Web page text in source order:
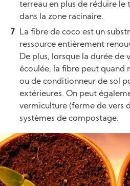
terreau en plus de réduire le
dans la zone racinaire.
La fibre de coco est un
ressource entièrement
De plus, lorsque la durée de
écoulée, la fibre peut quand
ou de conditionneur de sol
extérieures. On peut
vermiculture (ferme de vers
systèmes de compostage.
Image